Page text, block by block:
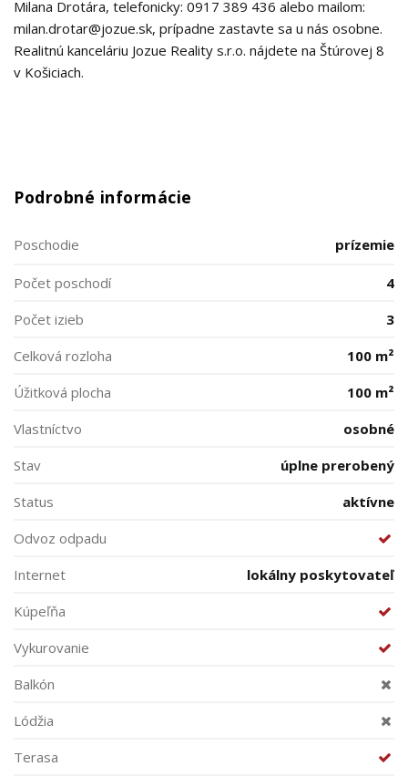
Milana Drotára, telefonicky: 0917 389 436 alebo mailom:
milan.drotar@jozue.sk, prípadne zastavte sa u nás osobne.
Realitnú kanceláriu Jozue Reality s.r.o. nájdete na Štúrovej 8
v Košiciach.
Podrobné informácie
Poschodie prízemie
Počet poschodí
4
Počet izieb
3
Celková rozloha
100 m²
Úžitková plocha
100 m²
Vlastníctvo
osobné
Stav
úplne prerobený
Status
aktívne
Odvoz odpadu
Internet
lokálny poskytovateľ
Kúpeľňa
Vykurovanie
Balkón
Lódžia
Terasa